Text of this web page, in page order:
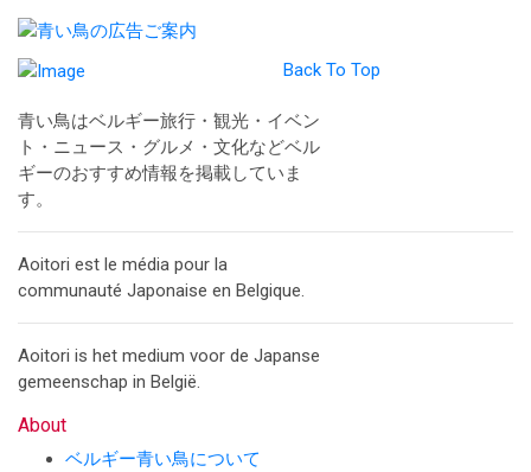
Back To Top
青い鳥はベルギー旅行・観光・イベン
ト・ニュース・グルメ・文化などベル
ギーのおすすめ情報を掲載していま
す。
Aoitori est le média pour la
communauté Japonaise en Belgique.
Aoitori is het medium voor de Japanse
gemeenschap in België.
About
ベルギー青い鳥について